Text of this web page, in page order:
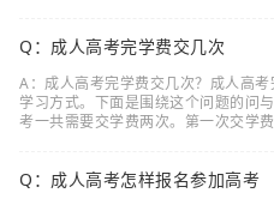
Q：成人高考完学费交几次
A：成人高考完学费交几次？成人高
学习方式。下面是围绕这个问题的问
考一共需要交学费两次。第一次交学
Q：成人高考怎样报名参加高考